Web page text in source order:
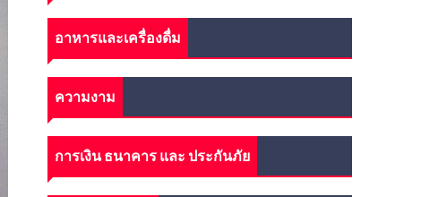
อาหารและเครื่องดื่ม
ความงาม
การเงิน ธนาคาร และ ประกันภัย